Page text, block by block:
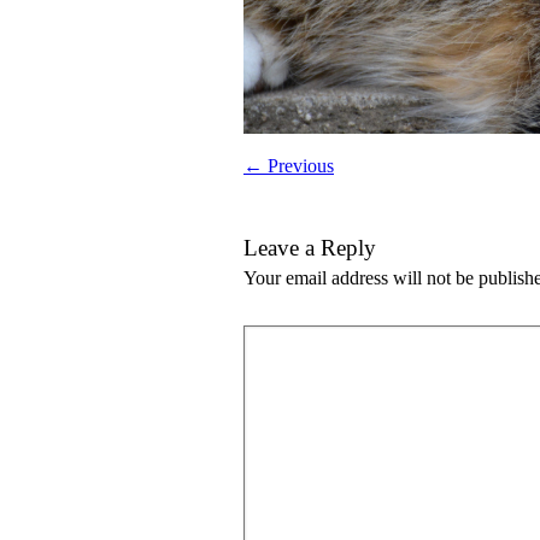
← Previous
Leave a Reply
Your email address will not be